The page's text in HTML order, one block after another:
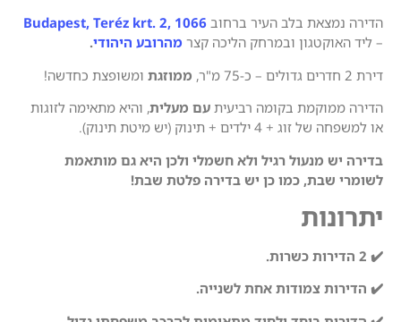
הדירה נמצאת בלב העיר ברחוב Budapest, Teréz krt. 2, 1066
– ליד האוקטגון ובמרחק הליכה קצר מהרובע היהודי.
דירת 2 חדרים גדולים – כ-75 מ"ר,
ממוזגת ומשופצת כחדשה!
הדירה ממוקמת בקומה רביעית עם מעלית, והיא מתאימה לזוגות
או למשפחה של זוג + 4 ילדים + תינוק (יש מיטת תינוק).
בדירה יש מנעול רגיל ולא חשמלי ולכן היא גם מותאמת
לשומרי שבת, כמו כן יש בדירה פלטת שבת!
יתרונות
✔️ 2 הדירות כשרות.
✔️ הדירות צמודות אחת לשנייה.